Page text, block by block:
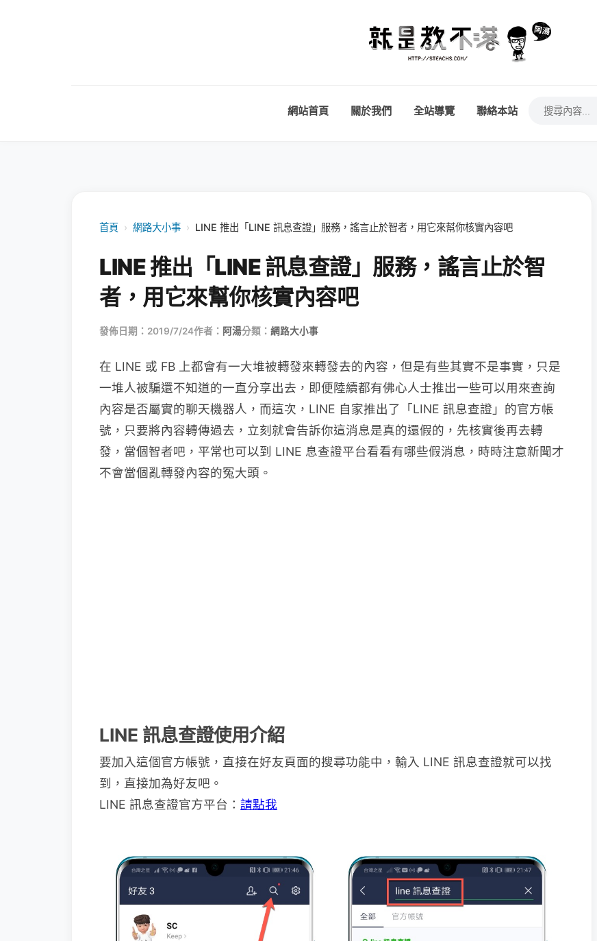
網站首頁 關於我們 全站導覽 聯絡本站
首頁 › 網路大小事 › LINE 推出「LINE 訊息查證」服務，謠言止於智者，用它來幫你核實內容吧
LINE 推出「LINE 訊息查證」服務，謠言止於智
者，用它來幫你核實內容吧
發佈日期：2019/7/24作者： 阿湯分類： 網路大小事
在 LINE 或 FB 上都會有一大堆被轉發來轉發去的內容，但是有些其實不是事實，只是
一堆人被騙還不知道的一直分享出去，即便陸續都有佛心人士推出一些可以用來查詢
內容是否屬實的聊天機器人，而這次，LINE 自家推出了「LINE 訊息查證」的官方帳
號，只要將內容轉傳過去，立刻就會告訴你這消息是真的還假的，先核實後再去轉
發，當個智者吧，平常也可以到 LINE 息查證平台看看有哪些假消息，時時注意新聞才
不會當個亂轉發內容的冤大頭。
LINE 訊息查證使用介紹
要加入這個官方帳號，直接在好友頁面的搜尋功能中，輸入 LINE 訊息查證就可以找
到，直接加為好友吧。
LINE 訊息查證官方平台： 請點我